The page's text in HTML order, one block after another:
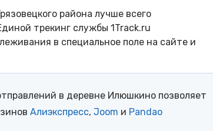
района лучше всего
трекинг службы 1Track.ru
в специальное поле на сайте и
в деревне Илюшкино позволяет
Алиэкспресс, Joom и Pandao